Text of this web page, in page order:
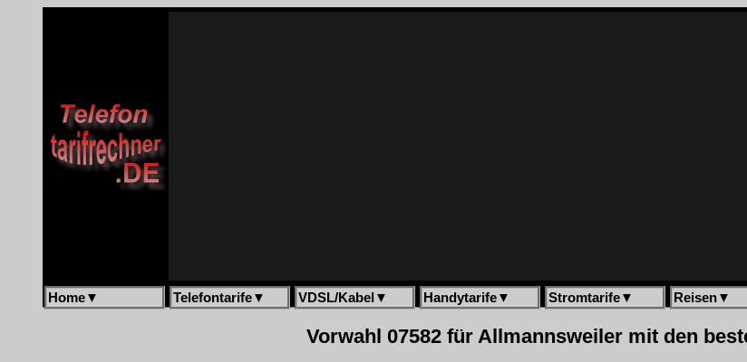
Home▼ Telefontarife▼ VDSL/Kabel ▼ Handytarife▼ Stromtarife▼ Reisen▼
Vorwahl 07582 für Allmannsweiler mit den